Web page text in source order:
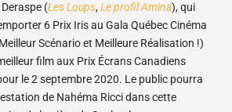
(Les Loups, Le profil Amina), qui
6 Prix Iris au Gala Québec Cinéma
Scénario et Meilleure Réalisation !)
film aux Prix Écrans Canadiens
le 2 septembre 2020. Le public pourra
de Nahéma Ricci dans cette